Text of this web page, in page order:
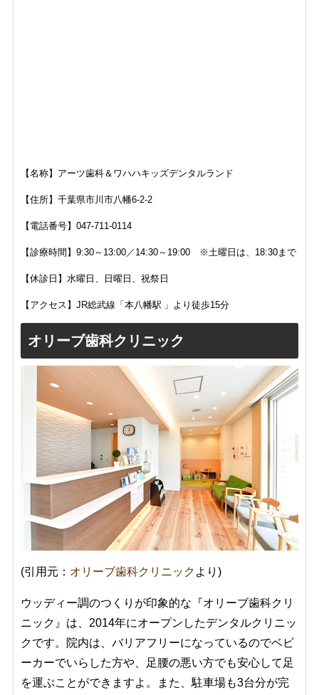
【名称】アーツ歯科＆ワハハキッズデンタルランド
【住所】 千葉県市川市八幡6-2-2
【電話番号】 047-711-0114
【診療時間】 9:30～13:00／14:30～19:00 ※土曜日は、18:30まで
【休診日】 水曜日、日曜日、祝祭日
【アクセス】JR総武線「本八幡駅 」より徒歩15分
オリーブ歯科クリニック
(引用元： オリーブ歯科クリニック より)
ウッディー調のつくりが印象的な『オリーブ歯科クリ
ニック』は、2014年にオープンしたデンタルクリニッ
クです。院内は、バリアフリーになっているのでベビ
ーカーでいらした方や、足腰の悪い方でも安心して足
を運ぶことができますよ。また、駐車場も3台分が完